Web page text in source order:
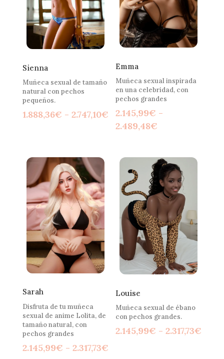
Sienna
Muñeca sexual de tamaño
natural con pechos
pequeños.
1.888,36€ - 2.747,10€Rango
de
hasta
2.747,10€
Emma
Muñeca sexual inspirada
en una celebridad, con
pechos grandes
2.145,99€ -
2.489,48€
desde
2.145,99€
hasta
2.489,48€
Sarah
Disfruta de tu muñeca
sexual de anime Lolita, de
tamaño natural, con
pechos grandes
2.145,99€ - 2.317,73€Rango
Louise
Muñeca sexual de ébano
con pechos grandes.
2.145,99€ - 2.317,73€